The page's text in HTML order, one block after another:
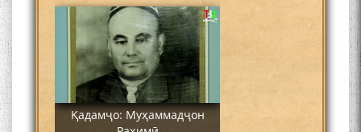
Қадамҷо: Муҳаммадҷон